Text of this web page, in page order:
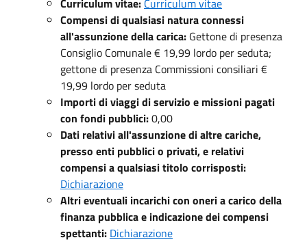
Compensi di qualsiasi natura connessi
all'assunzione della carica: Gettone di presenza
Consiglio Comunale € 19,99 lordo per seduta;
gettone di presenza Commissioni consiliari €
19,99 lordo per seduta
Importi di viaggi di servizio e missioni pagati
con fondi pubblici:0,00
Dati relativi all'assunzione di altre cariche,
presso enti pubblici o privati, e relativi
compensi a qualsiasi titolo corrisposti:
Dichiarazione
Altri eventuali incarichi con oneri a carico della
finanza pubblica e indicazione dei compensi
spettanti: Dichiarazione